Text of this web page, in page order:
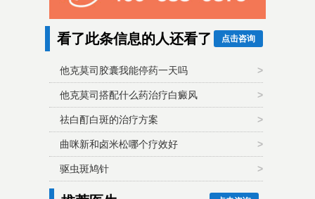
点击咨询
看了此条信息的人还看了
他克莫司胶囊我能停药一天吗 >
他克莫司搭配什么药治疗白癜风 >
祛白酊白斑的治疗方案 >
曲咪新和卤米松哪个疗效好 >
驱虫斑鸠针 >